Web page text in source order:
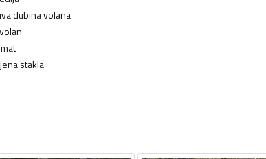
dubina volana
stakla